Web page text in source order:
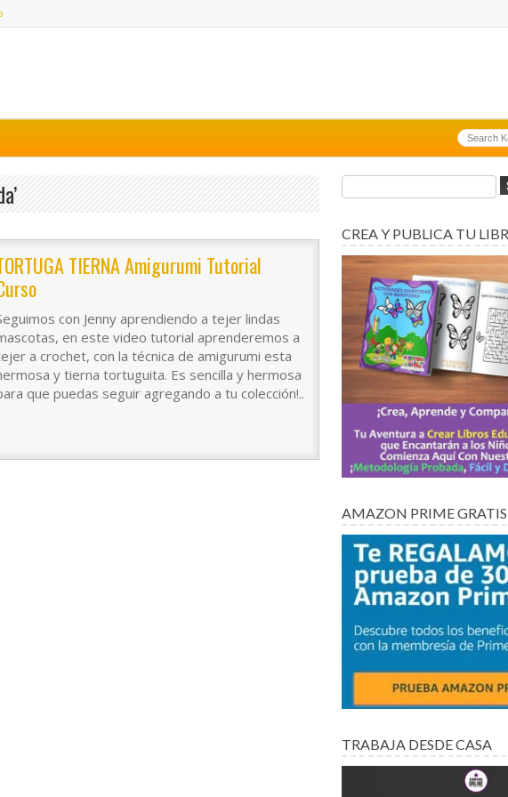
TIERNA Amigurumi Tutorial
con Jenny aprendiendo a tejer lindas
en este video tutorial aprenderemos a
a crochet, con la técnica de amigurumi esta
y tierna tortuguita. Es sencilla y hermosa
que puedas seguir agregando a tu colección!..
CREA Y PUBLICA TU
AMAZON PRIME GRATIS
TRABAJA DESDE CASA